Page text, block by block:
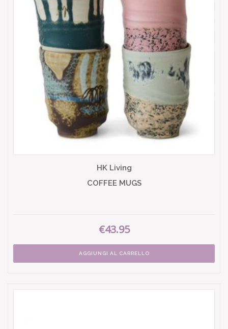
HK Living
COFFEE MUGS
€43.95
AGGIUNGI AL CARRELLO